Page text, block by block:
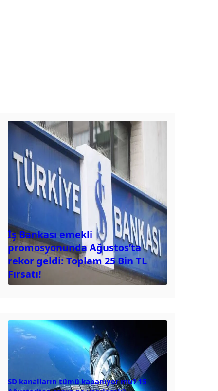
İş Bankası emekli
promosyonunda Ağustos’ta
rekor geldi: Toplam 25 Bin TL
Fırsatı!
SD kanalların tümü kapanıyor mu? 15